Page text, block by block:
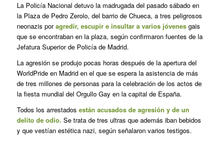
La Policía Nacional detuvo la madrugada del pasado sábado en
la Plaza de Pedro Zerolo, del barrio de Chueca, a tres peligrosos
neonazis poragredir, escupir e insultar a varios jóvenesgais
que se encontraban en la plaza, según confirmaron fuentes de la
Jefatura Superior de Policía de Madrid.
La agresión se produjo pocas horas después de la apertura del
WorldPride en Madrid en el que se espera la asistencia de más
de tres millones de personas para la celebración de los actos de
la fiesta mundial del Orgullo Gay en la capital de España.
Todos los arrestados están acusados de agresión y de un
delito de odio. Se trata de tres ultras que además iban bebidos
y que vestían estética nazi, según señalaron varios testigos.